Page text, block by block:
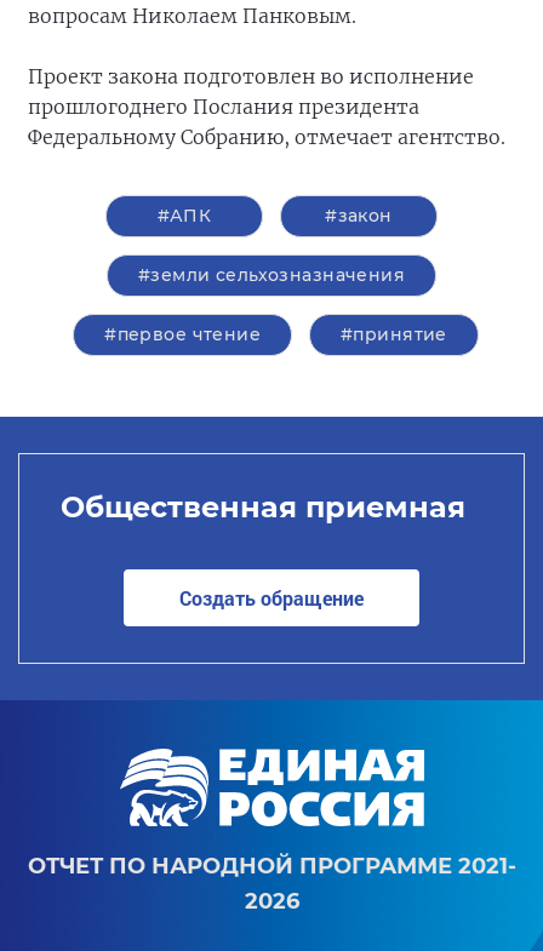
вопросам Николаем Панковым.
Проект закона подготовлен во исполнение
прошлогоднего Послания президента
Федеральному Собранию, отмечает агентство.
#АПК #закон
#земли сельхозназначения
#первое чтение #принятие
Общественная приемная
Создать обращение
ОТЧЕТ ПО НАРОДНОЙ ПРОГРАММЕ 2021-
2026